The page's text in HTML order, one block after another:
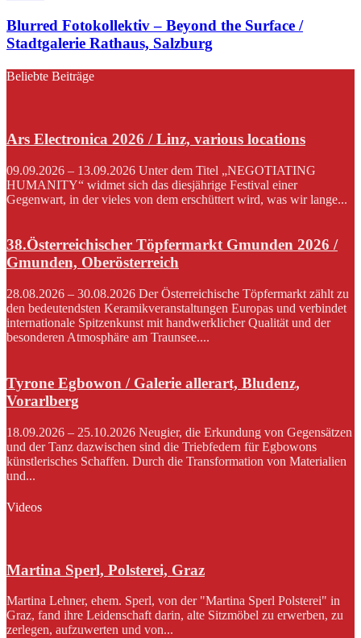
Blurred Fotokollektiv – Beyond the Surface /
Stadtgalerie Rathaus, Salzburg
Beliebte Beiträge
Ars Electronica 2026 / Linz, various locations
09.09.2026 – 13.09.2026 Unter dem Titel „NEGOTIATING
HUMANITY“ widmet sich das diesjährige Festival einer
Gegenwart, in der vieles von dem erschüttert wird, was wir lange...
38.Österreichischer Töpfermarkt Gmunden 2026 /
Gmunden, Oberösterreich
28.08.2026 – 30.08.2026 Der Österreichische Töpfermarkt zählt zu
den bedeutendsten Keramikveranstaltungen Europas und verbindet
internationale Spitzenkunst mit handwerklicher Qualität und der
besonderen Atmosphäre am Traunsee....
Tyrone Egbowon / Galerie allerart, Bludenz,
Vorarlberg
18.09.2026 – 25.10.2026 Neugier, die Erkundung von Gegensätzen
und der Tanz dazwischen sind die Triebfedern für Egbowons
künstlerisches Schaffen. Durch die Transformation von Materialien
und...
Videos
Martina Sperl, Polsterei, Graz
Martina Lehner, ehem. Sperl, von der "Martina Sperl Polsterei" in
Graz, fand ihre Leidenschaft darin, alte Sitzmöbel zu erwerben, zu
zerlegen, aufzuwerten und von...